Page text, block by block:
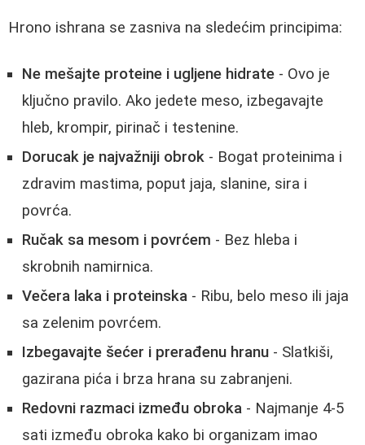
Hrono ishrana se zasniva na sledećim principima:
Ne mešajte proteine i ugljene hidrate - Ovo je
ključno pravilo. Ako jedete meso, izbegavajte
hleb, krompir, pirinač i testenine.
Dorucak je najvažniji obrok - Bogat proteinima i
zdravim mastima, poput jaja, slanine, sira i
povrća.
Ručak sa mesom i povrćem - Bez hleba i
skrobnih namirnica.
Večera laka i proteinska - Ribu, belo meso ili jaja
sa zelenim povrćem.
Izbegavajte šećer i prerađenu hranu - Slatkiši,
gazirana pića i brza hrana su zabranjeni.
Redovni razmaci između obroka - Najmanje 4-5
sati između obroka kako bi organizam imao